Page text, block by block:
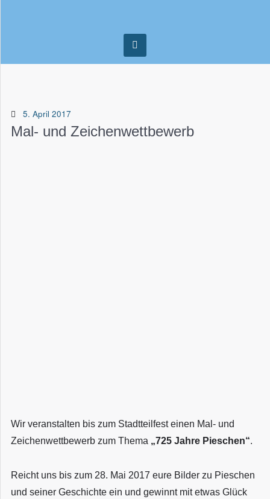
5. April 2017
Mal- und Zeichenwettbewerb
Wir veranstalten bis zum Stadtteilfest einen Mal- und
Zeichenwettbewerb zum Thema „725 Jahre Pieschen“.
Reicht uns bis zum 28. Mai 2017 eure Bilder zu Pieschen
und seiner Geschichte ein und gewinnt mit etwas Glück